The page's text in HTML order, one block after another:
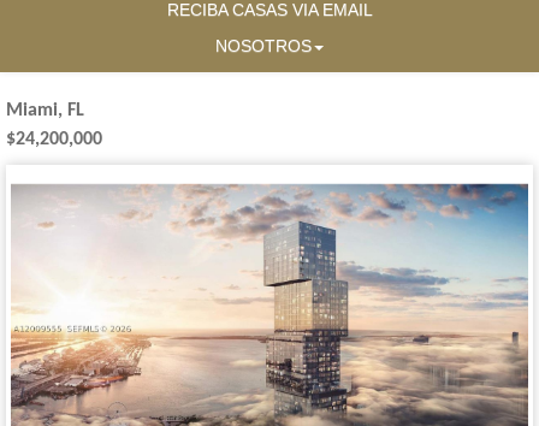
RECIBA CASAS VIA EMAIL
NOSOTROS
Miami, FL
$24,200,000